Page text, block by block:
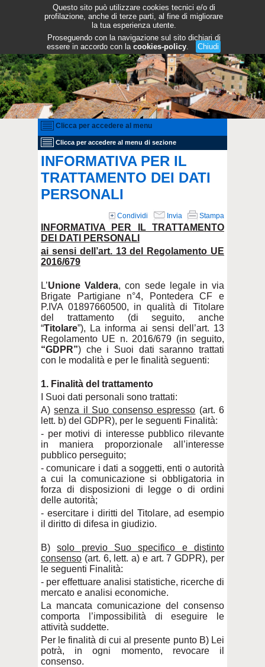
Questo sito può utilizzare cookies tecnici e/o di
profilazione, anche di terze parti, al fine di migliorare
la tua esperienza utente.
Proseguendo con la navigazione sul sito dichiari di
essere in accordo con la cookies-policy. Chiudi
Clicca per accedere al menu
Clicca per accedere al menu di sezione
INFORMATIVA PER IL
TRATTAMENTO DEI DATI
PERSONALI
Condividi Invia Stampa
INFORMATIVA PER IL TRATTAMENTO
DEI DATI PERSONALI
ai sensi dell’art. 13 del Regolamento UE
2016/679
L’Unione Valdera, con sede legale in via
Brigate Partigiane n°4, Pontedera CF e
P.IVA 01897660500, in qualità di Titolare
del trattamento (di seguito, anche
“Titolare”), La informa ai sensi dell’art. 13
Regolamento UE n. 2016/679 (in seguito,
“GDPR”) che i Suoi dati saranno trattati
con le modalità e per le finalità seguenti:
1. Finalità del trattamento
I Suoi dati personali sono trattati:
A)senza il Suo consenso espresso (art. 6
lett. b) del GDPR), per le seguenti Finalità:
- per motivi di interesse pubblico rilevante
in maniera proporzionale all’interesse
pubblico perseguito;
- comunicare i dati a soggetti, enti o autorità
a cui la comunicazione si obbligatoria in
forza di disposizioni di legge o di ordini
delle autorità;
- esercitare i diritti del Titolare, ad esempio
il diritto di difesa in giudizio.
B)solo previo Suo specifico e distinto
consenso (art. 6, lett. a) e art. 7 GDPR), per
le seguenti Finalità:
- per effettuare analisi statistiche, ricerche di
mercato e analisi economiche.
La mancata comunicazione del consenso
comporta l’impossibilità di eseguire le
attività suddette.
Per le finalità di cui al presente punto B) Lei
potrà, in ogni momento, revocare il
consenso.